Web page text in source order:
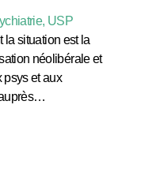
USP
la situation est la
néolibérale et
psys et aux